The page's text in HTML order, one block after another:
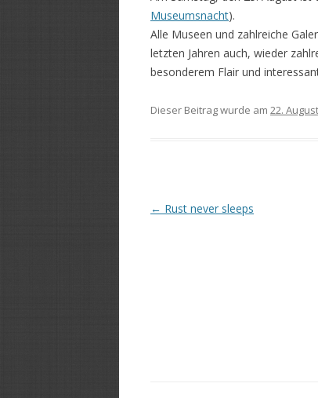
Museumsnacht).
Alle Museen und zahlreiche
letzten Jahren auch, wieder
besonderem Flair und
Dieser Beitrag wurde am 22.
Beitrags-
← Rust never sleeps